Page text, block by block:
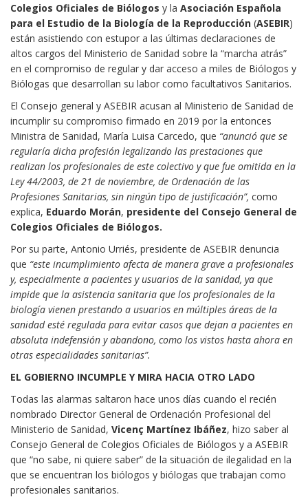
Colegios Oficiales de Biólogos y la Asociación Española
para el Estudio de la Biología de la Reproducción (ASEBIR)
están asistiendo con estupor a las últimas declaraciones de
altos cargos del Ministerio de Sanidad sobre la “marcha atrás”
en el compromiso de regular y dar acceso a miles de Biólogos y
Biólogas que desarrollan su labor como facultativos Sanitarios.
El Consejo general y ASEBIR acusan al Ministerio de Sanidad de
incumplir su compromiso firmado en 2019 por la entonces
Ministra de Sanidad, María Luisa Carcedo, que “anunció que se
regularía dicha profesión legalizando las prestaciones que
realizan los profesionales de este colectivo y que fue omitida en la
Ley 44/2003, de 21 de noviembre, de Ordenación de las
Profesiones Sanitarias, sin ningún tipo de justificación”, como
explica, Eduardo Morán, presidente del Consejo General de
Colegios Oficiales de Biólogos.
Por su parte, Antonio Urriés, presidente de ASEBIR denuncia
que “este incumplimiento afecta de manera grave a profesionales
y, especialmente a pacientes y usuarios de la sanidad, ya que
impide que la asistencia sanitaria que los profesionales de la
biología vienen prestando a usuarios en múltiples áreas de la
sanidad esté regulada para evitar casos que dejan a pacientes en
absoluta indefensión y abandono, como los vistos hasta ahora en
otras especialidades sanitarias”.
EL GOBIERNO INCUMPLE Y MIRA HACIA OTRO LADO
Todas las alarmas saltaron hace unos días cuando el recién
nombrado Director General de Ordenación Profesional del
Ministerio de Sanidad, Vicenç Martínez Ibáñez, hizo saber al
Consejo General de Colegios Oficiales de Biólogos y a ASEBIR
que “no sabe, ni quiere saber” de la situación de ilegalidad en la
que se encuentran los biólogos y biólogas que trabajan como
profesionales sanitarios.